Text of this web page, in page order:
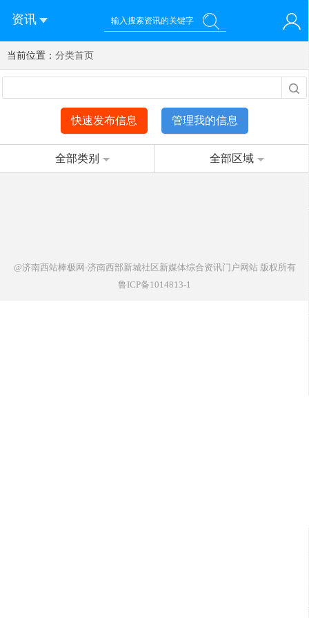
资讯
您好！欢迎来到济南西站棒极网-济南西部新城社区新媒体综
合资讯门户网站
登录 注册 微信快速登录
当前位置： 分类首页
快速发布信息 管理我的信息
全部类别 全部区域
@济南西站棒极网-济南西部新城社区新媒体综合资讯门户网站版权所有
鲁ICP备1014813-1